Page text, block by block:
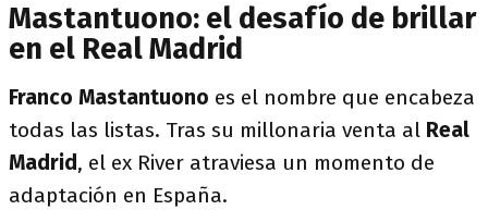
Mastantuono: el desafío de brillar
en el Real Madrid
Franco Mastantuono es el nombre que encabeza
todas las listas. Tras su millonaria venta al Real
Madrid, el ex River atraviesa un momento de
adaptación en España.